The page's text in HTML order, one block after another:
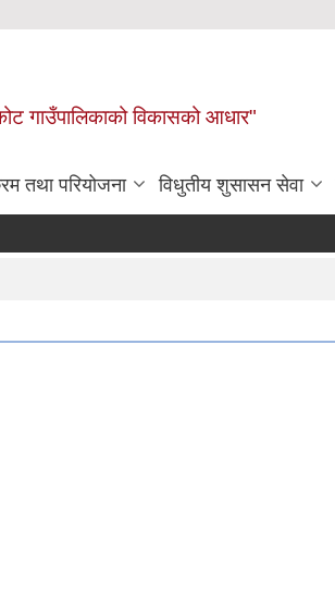
गाउँपालिकाको विकासको आधार"
तथा परियोजना विधुतीय शुसासन सेवा